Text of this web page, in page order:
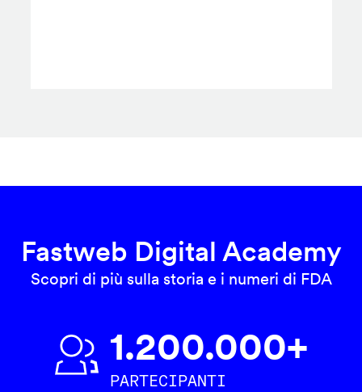
Fastweb Digital Academy
Scopri di più sulla storia e i numeri di FDA
1.200.000+
PARTECIPANTI